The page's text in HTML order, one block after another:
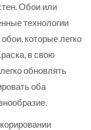
Обои или
технологии
которые легко
в свою
обновлять
оба